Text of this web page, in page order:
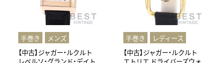
⼿巻き
メンズ
【中古】ジャガー・ルクルト
レベルソ・グランド・デイト
⼿巻き
レディース
【中古】ジャガー・ルクルト
エトリエ ドライバーズウォ